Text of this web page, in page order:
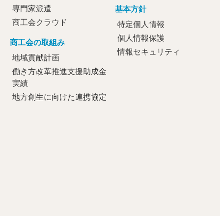
専門家派遣
商工会クラウド
商工会の取組み
地域貢献計画
働き方改革推進支援助成金
実績
地方創生に向けた連携協定
基本方針
特定個人情報
個人情報保護
情報セキュリティ